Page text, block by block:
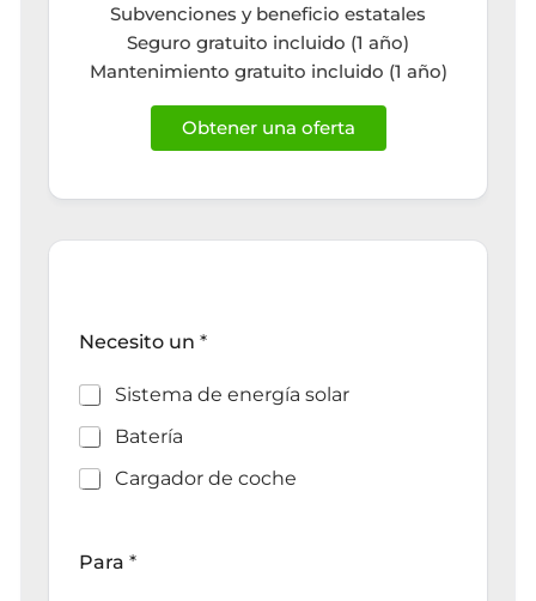
Subvenciones y beneficio estatales
Seguro gratuito incluido (1 año)
Mantenimiento gratuito incluido (1 año)
Obtener una oferta
Necesito un *
Sistema de energía solar
Batería
Cargador de coche
Para *